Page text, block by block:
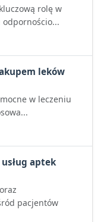
rolę w
leków
w leczeniu
aptek
pacjentów